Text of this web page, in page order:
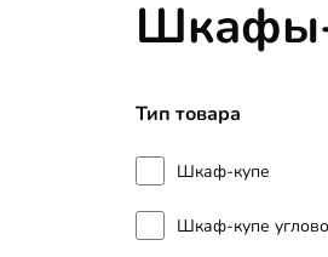
Шкафы-
Тип товара
Шкаф-купе
Шкаф-купе